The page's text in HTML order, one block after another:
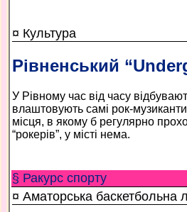
¤ Культура
Рівненський
У Рівному час від часу
влаш­товують самі рок-
місця, в якому б регулярно
“рокерів”, у місті нема.
§ Ракурс спорту
¤ Аматорська баскетбольна